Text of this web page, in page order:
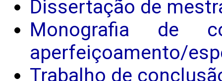
Dissertação de
Monografia de
aperfeiçoamento/
Trabalho de